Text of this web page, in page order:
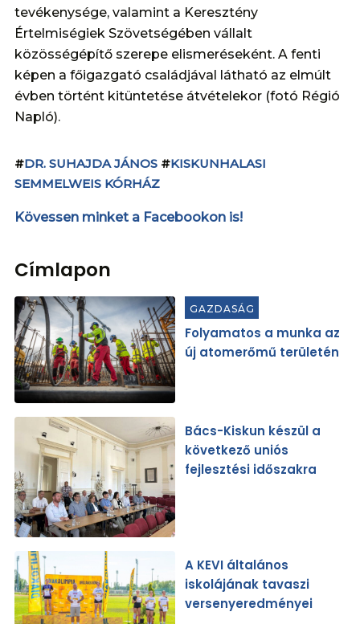
tevékenysége, valamint a Keresztény
Értelmiségiek Szövetségében vállalt
közösségépítő szerepe elismeréseként. A fenti
képen a főigazgató családjával látható az elmúlt
évben történt kitüntetése átvételekor (fotó Régió
Napló).
#DR. SUHAJDA JÁNOS #KISKUNHALASI
SEMMELWEIS KÓRHÁZ
Kövessen minket a Facebookon is!
Címlapon
GAZDASÁG
Folyamatos a munka az
új atomerőmű területén
Bács-Kiskun készül a
következő uniós
fejlesztési időszakra
A KEVI általános
iskolájának tavaszi
versenyeredményei